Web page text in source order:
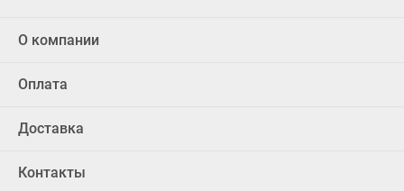
О компании
Оплата
Доставка
Контакты